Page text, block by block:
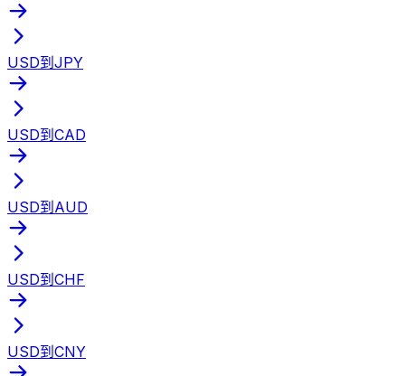
USD到JPY
USD到CAD
USD到AUD
USD到CHF
USD到CNY